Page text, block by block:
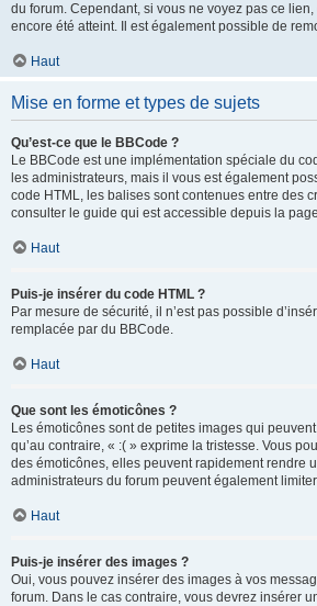
du forum. Cependant, si vous ne voyez pas ce
encore été atteint. Il est également possible de
Haut
Mise en forme et types de sujets
Qu’est-ce que le BBCode ?
Le BBCode est une implémentation spéciale du
les administrateurs, mais il vous est également
code HTML, les balises sont contenues entre des
consulter le guide qui est accessible depuis la
Haut
Puis-je insérer du code HTML ?
Par mesure de sécurité, il n’est pas possible
remplacée par du BBCode.
Haut
Que sont les émoticônes ?
Les émoticônes sont de petites images qui
qu’au contraire, « :( » exprime la tristesse. Vous
des émoticônes, elles peuvent rapidement rendre
administrateurs du forum peuvent également
Haut
Puis-je insérer des images ?
Oui, vous pouvez insérer des images à vos
forum. Dans le cas contraire, vous devrez insérer